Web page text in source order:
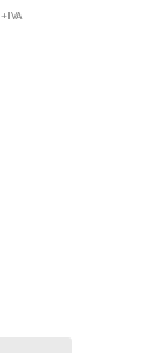
+IVA